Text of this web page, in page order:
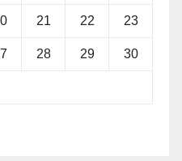
21 22 23
28 29 30